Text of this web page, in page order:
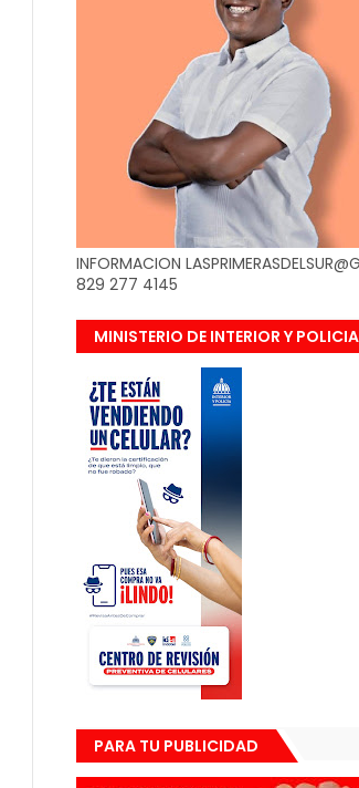
INFORMACION
829 277 4145
MINISTERIO DE INTERIOR Y
PARA TU PUBLICIDAD